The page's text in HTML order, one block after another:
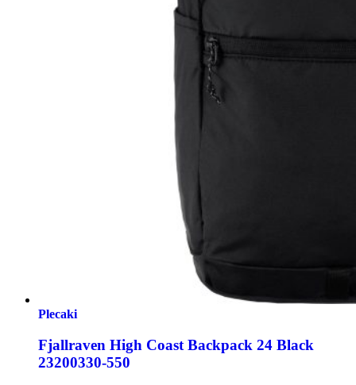
Plecaki
Fjallraven High Coast Backpack 24 Black
23200330-550